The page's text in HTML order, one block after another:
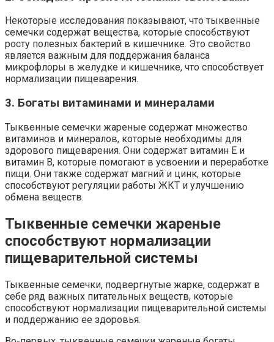
Некоторые исследования показывают, что тыквенные
семечки содержат вещества, которые способствуют
росту полезных бактерий в кишечнике. Это свойство
является важным для поддержания баланса
микрофлоры в желудке и кишечнике, что способствует
нормализации пищеварения.
3. Богаты витаминами и минералами
Тыквенные семечки жареные содержат множество
витаминов и минералов, которые необходимы для
здорового пищеварения. Они содержат витамин Е и
витамин В, которые помогают в усвоении и переработке
пищи. Они также содержат магний и цинк, которые
способствуют регуляции работы ЖКТ и улучшению
обмена веществ.
Тыквенные семечки жареные
способствуют нормализации
пищеварительной системы
Тыквенные семечки, подвергнутые жарке, содержат в
себе ряд важных питательных веществ, которые
способствуют нормализации пищеварительной системы
и поддержанию ее здоровья.